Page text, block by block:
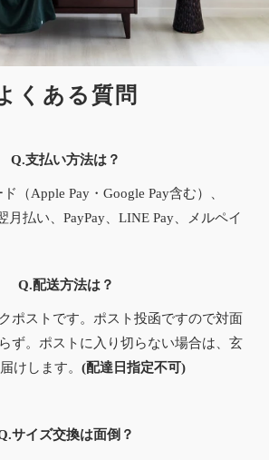
くある質問
Q.支払い方法は？
（Apple Pay・Google Pay含む）、
月払い、PayPay、LINE Pay、メルペイ
Q.配送方法は？
ポストです。ポスト投函ですので対面
ず。ポストに入り切らない場合は、玄
けします。(配達日指定不可)
サイズ交換は面倒？